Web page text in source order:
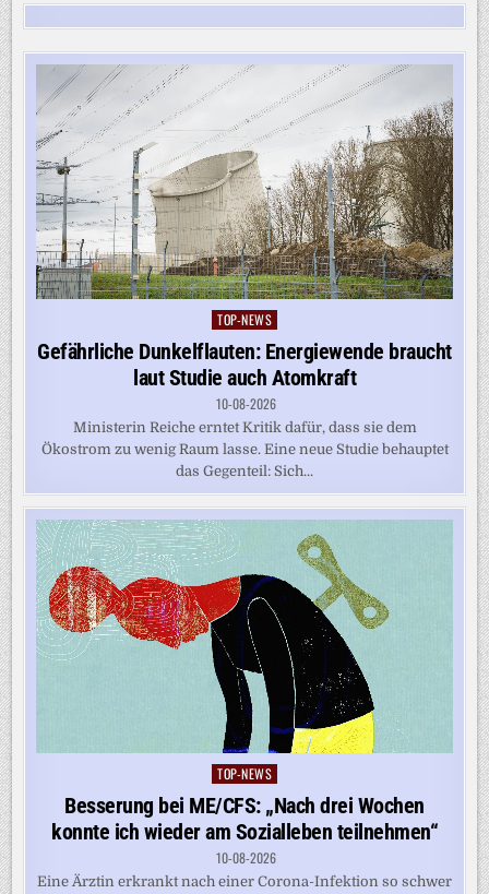
Posted
TOP-NEWS
Gefährliche Dunkelflauten: Energiewende braucht
laut Studie auch Atomkraft
10-08-2026
Ministerin Reiche erntet Kritik dafür, dass sie dem
Ökostrom zu wenig Raum lasse. Eine neue Studie behauptet
das Gegenteil: Sich...
Posted
in
TOP-NEWS
Besserung bei ME/CFS: „Nach drei Wochen
konnte ich wieder am Sozialleben teilnehmen“
10-08-2026
Eine Ärztin erkrankt nach einer Corona-Infektion so schwer